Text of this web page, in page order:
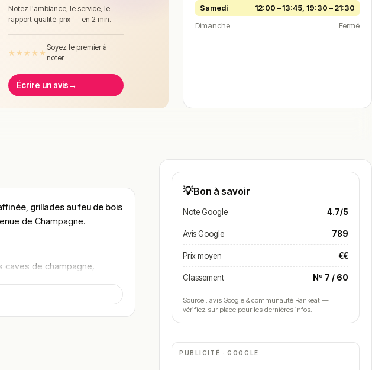
Notez l'ambiance, le service, le
rapport qualité-prix — en 2 min.
★ ★ ★ ★ ★
Soyez le premier à
noter
Écrire un avis→
Samedi
12:00 – 13:45, 19:30 – 21:30
Dimanche
Fermé
grillades au feu de bois
de Champagne.
caves de champagne,
ou une soirée
💡Bon à savoir
Note Google 4.7/5
Avis Google 789
Prix moyen €€
Classement Nº 7 / 60
Source : avis Google & communauté Rankeat —
vérifiez sur place pour les dernières infos.
PUBLICITÉ · GOOGLE